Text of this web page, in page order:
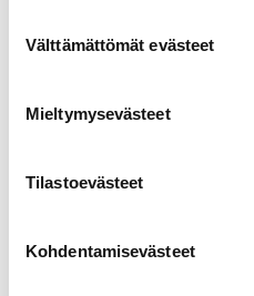
Välttämättömät evästeet
Mieltymysevästeet
Tilastoevästeet
Kohdentamisevästeet